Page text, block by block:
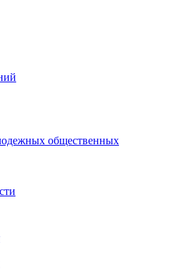
общественных